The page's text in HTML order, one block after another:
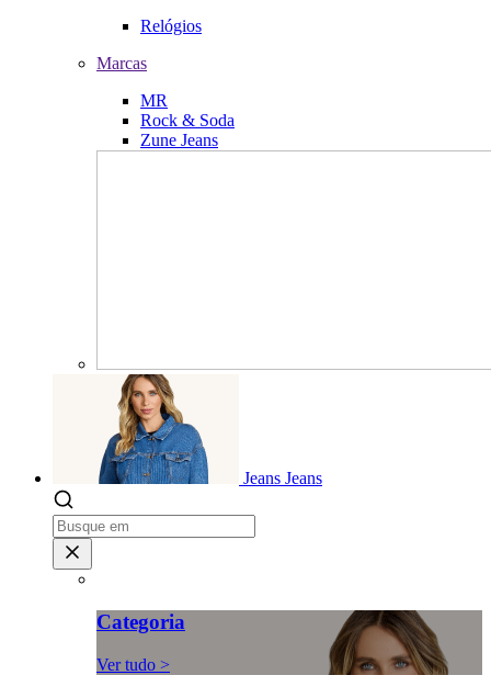
Relógios
Marcas
MR
Rock & Soda
Zune Jeans
Jeans Jeans
Categoria
Ver tudo >